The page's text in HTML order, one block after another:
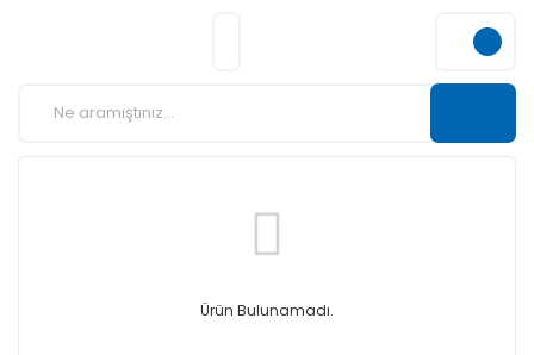
Ürün Bulunamadı.